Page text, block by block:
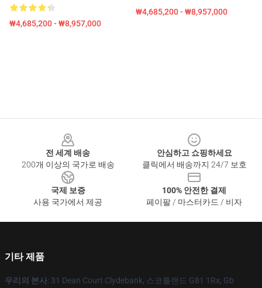
₩4,685,200 - ₩8,957,000
₩4,685,200 - ₩8,957,000
전 세계 배송
200개 이상의 국가로 배송
안심하고 쇼핑하세요
클릭에서 배송까지 24/7 보호
국제 보증
사용 국가에서 제공
100% 안전한 결제
페이팔 / 마스터카드 / 비자
기타 제품
우리의 본사: 31 Dean Court Clydebank, 스코틀랜드 G81 1Rx, Gb